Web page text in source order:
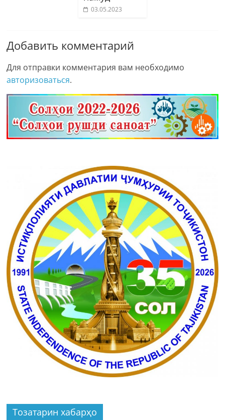
03.05.2023
Добавить комментарий
Для отправки комментария вам необходимо
авторизоваться.
Тозатарин хабарҳо